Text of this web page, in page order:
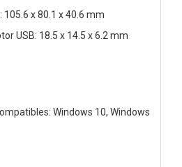
x 80.1 x 40.6 mm
USB: 18.5 x 14.5 x 6.2 mm
Windows 10, Windows